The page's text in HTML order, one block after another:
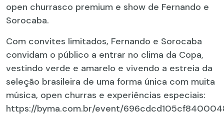
open churrasco premium e show de Fernando e
Sorocaba.
Com convites limitados, Fernando e Sorocaba
convidam o público a entrar no clima da Copa,
vestindo verde e amarelo e vivendo a estreia da
seleção brasileira de uma forma única com muita
música, open churras e experiências especiais:
https://byma.com.br/event/